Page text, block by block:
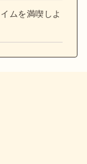
ムを満喫しよ